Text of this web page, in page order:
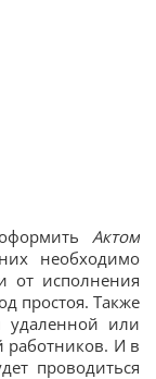
Актом
необходимо
от исполнения
простоя. Также
удаленной или
работников. И в
проводиться